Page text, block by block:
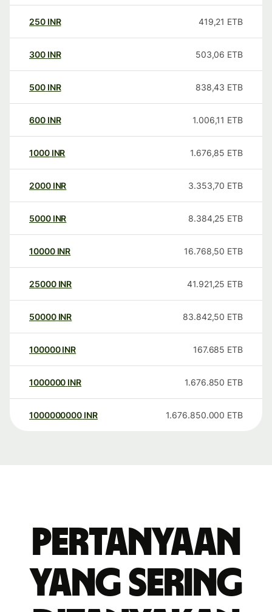
250 INR 419,21 ETB
300 INR 503,06 ETB
500 INR 838,43 ETB
600 INR 1.006,11 ETB
1000 INR 1.676,85 ETB
2000 INR 3.353,70 ETB
5000 INR 8.384,25 ETB
10000 INR 16.768,50 ETB
25000 INR 41.921,25 ETB
50000 INR 83.842,50 ETB
100000 INR 167.685 ETB
1000000 INR 1.676.850 ETB
1000000000 INR 1.676.850.000 ETB
Pertanyaan
yang sering